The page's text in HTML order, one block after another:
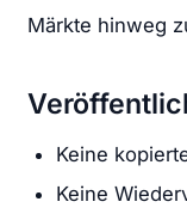
Märkte hinweg
Keine
Keine